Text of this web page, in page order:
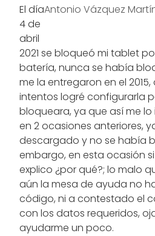
Antonio Vázquez
El día
4 de
abril
2021 se bloqueó mi tablet
batería, nunca se había
me la entregaron en el
intentos logré configurarla
bloqueara, ya que así me
en 2 ocasiones anteriores,
descargado y no se había
embargo, en esta ocasión
explico ¿por qué?; lo malo
aún la mesa de ayuda no
código, ni a contestado el
con los datos requeridos,
ayudarme un poco.